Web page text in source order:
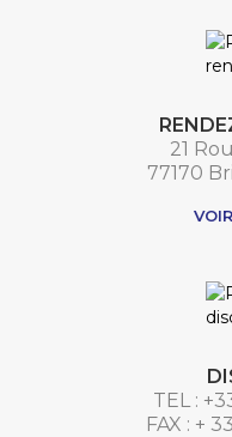
21
77170
TEL :
FAX : +